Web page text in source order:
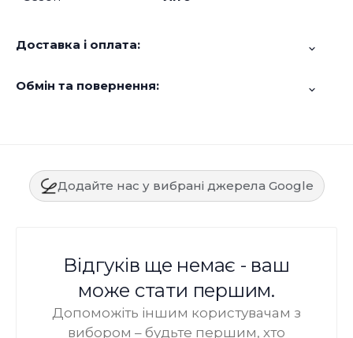
Доставка і оплата:
Обмін та повернення:
Додайте нас у вибрані джерела Google
Відгуків ще немає - ваш
може стати першим.
Допоможіть іншим користувачам з
вибором – будьте першим, хто